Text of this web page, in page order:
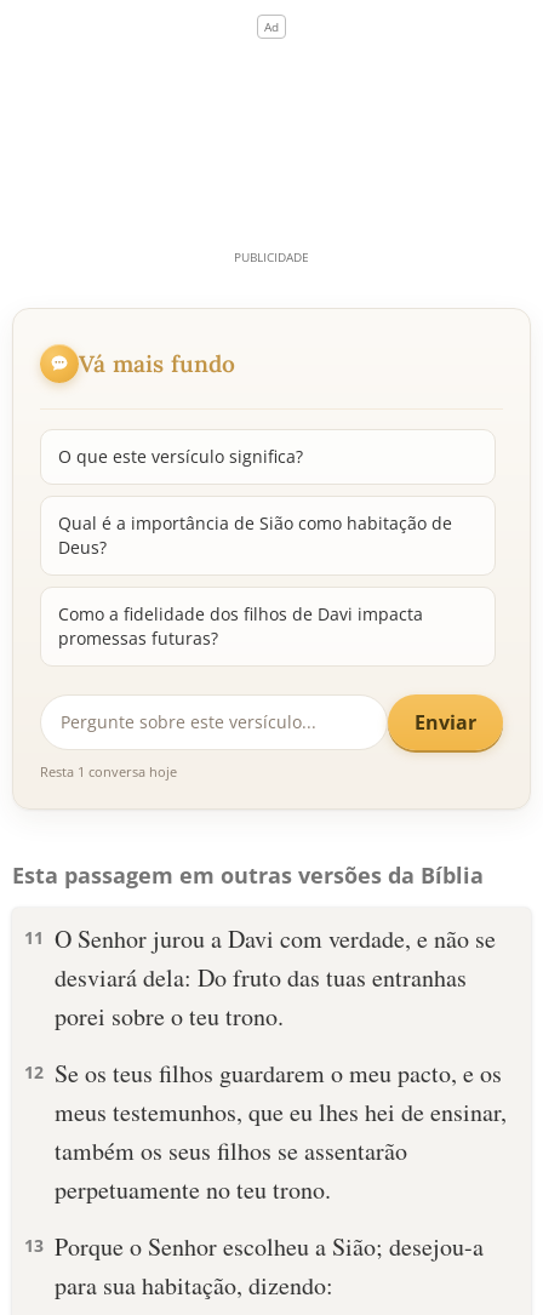
Vá mais fundo
O que este versículo significa?
Qual é a importância de Sião como habitação de
Deus?
Como a fidelidade dos filhos de Davi impacta
promessas futuras?
Enviar
Resta 1 conversa hoje
Esta passagem em outras versões da Bíblia
11 O Senhor jurou a Davi com verdade, e não se
desviará dela: Do fruto das tuas entranhas
porei sobre o teu trono.
12 Se os teus filhos guardarem o meu pacto, e os
meus testemunhos, que eu lhes hei de ensinar,
também os seus filhos se assentarão
perpetuamente no teu trono.
13 Porque o Senhor escolheu a Sião; desejou-a
para sua habitação, dizendo: